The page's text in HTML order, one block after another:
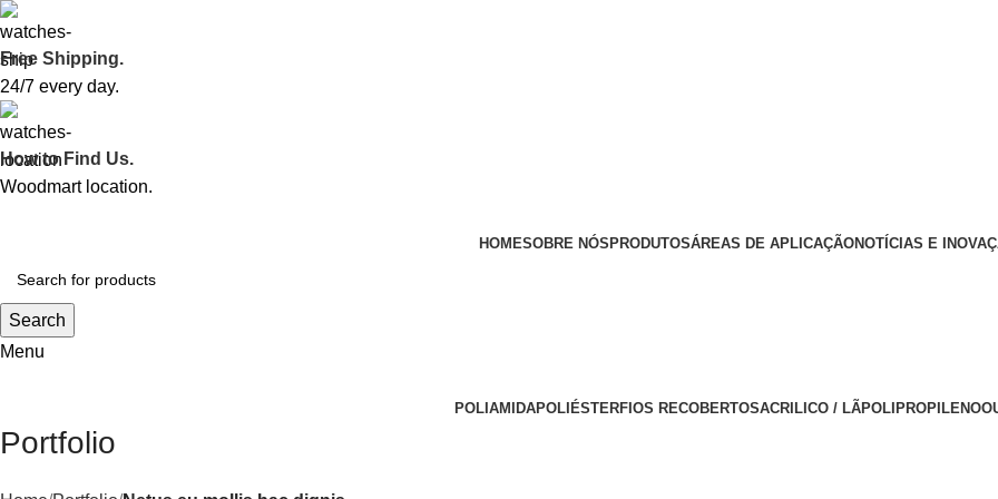
Free Shipping.
24/7 every day.
How to Find Us.
Woodmart location.
HOMESOBRE NÓS PRODUTOSÁREAS DE APLICAÇÃONOTÍCIAS E
Search
Menu
POLIAMIDAPOLIÉSTERFIOS RECOBERTOSACRILICO / LÃPOLIPROPILENO
Portfolio